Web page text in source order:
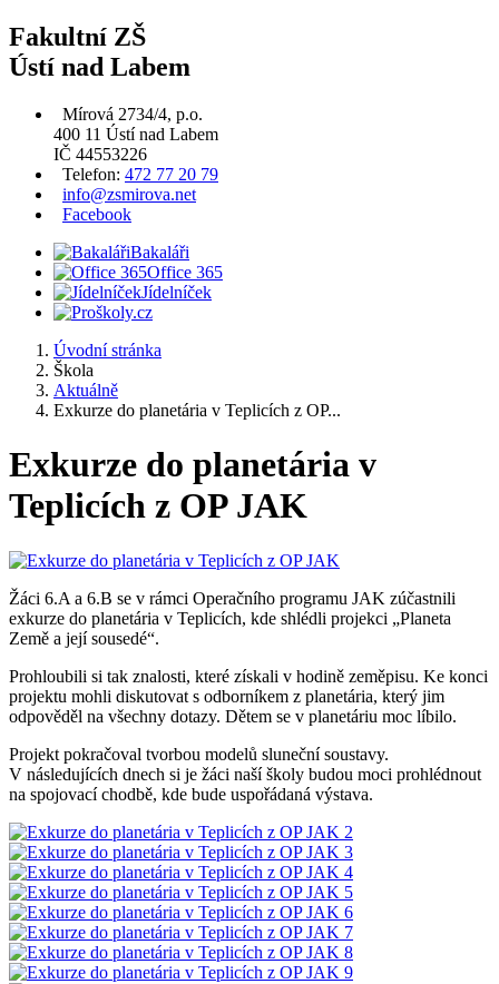
Fakultní ZŠ
Ústí nad Labem
Mírová 2734/4, p.o.
400 11 Ústí nad Labem
IČ 44553226
Telefon: 472 77 20 79
info@zsmirova.net
Facebook
Bakaláři
Office 365
Jídelníček
Úvodní stránka
Škola
Aktuálně
Exkurze do planetária v Teplicích z OP...
Exkurze do planetária v
Teplicích z OP JAK
Žáci 6.A a 6.B se v rámci Operačního programu JAK zúčastnili
exkurze do planetária v Teplicích, kde shlédli projekci „Planeta
Země a její sousedé“.
Prohloubili si tak znalosti, které získali v hodině zeměpisu. Ke konci
projektu mohli diskutovat s odborníkem z planetária, který jim
odpověděl na všechny dotazy. Dětem se v planetáriu moc líbilo.
Projekt pokračoval tvorbou modelů sluneční soustavy.
V následujících dnech si je žáci naší školy budou moci prohlédnout
na spojovací chodbě, kde bude uspořádaná výstava.